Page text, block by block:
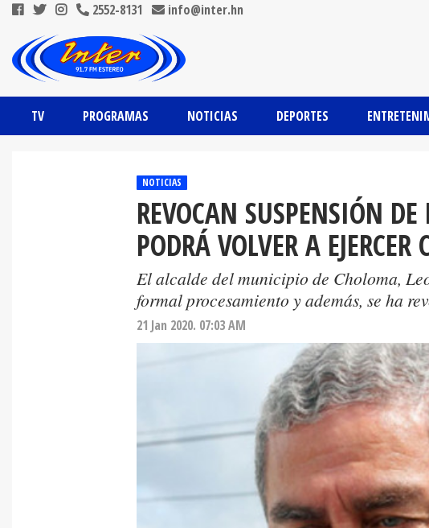
2552-8131 info@inter.hn
TV PROGRAMAS NOTICIAS DEPORTES
NOTICIAS
REVOCAN SUSPENSIÓN
PODRÁ VOLVER A EJERCER
El alcalde del municipio de Choloma,
formal procesamiento y además, se ha
21 Jan 2020. 07:03 AM